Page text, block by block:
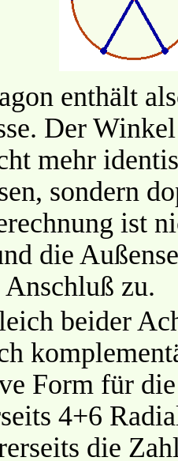
enthält
Der
mehr
sondern
ist
die
zu.
beider
Form für die
4+6
die